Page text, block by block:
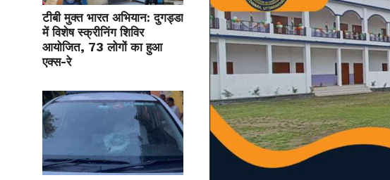
टीबी मुक्त भारत अभियान: दुगड्डा
में विशेष स्क्रीनिंग शिविर
आयोजित, 73 लोगों का हुआ
एक्स-रे